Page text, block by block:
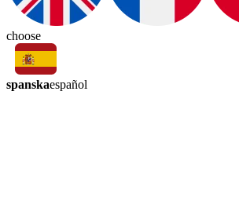
choose
spanskaespañol